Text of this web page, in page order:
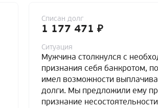
Списан долг
1 177 471 ₽
Ситуация
Мужчина столкнулся с
признания себя банкротом,
имел возможности
долги. Мы предложили ему
признание